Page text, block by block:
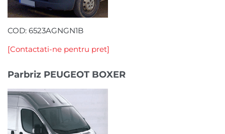
COD: 6523AGNGN1B
[Contactati-ne pentru pret]
Parbriz PEUGEOT BOXER